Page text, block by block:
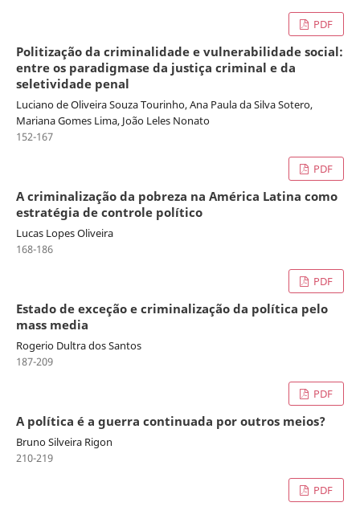
PDF
Politização da criminalidade e vulnerabilidade social:
entre os paradigmase da justiça criminal e da
seletividade penal
Luciano de Oliveira Souza Tourinho, Ana Paula da Silva Sotero,
Mariana Gomes Lima, João Leles Nonato
152-167
PDF
A criminalização da pobreza na América Latina como
estratégia de controle político
Lucas Lopes Oliveira
168-186
PDF
Estado de exceção e criminalização da política pelo
mass media
Rogerio Dultra dos Santos
187-209
PDF
A política é a guerra continuada por outros meios?
Bruno Silveira Rigon
210-219
PDF